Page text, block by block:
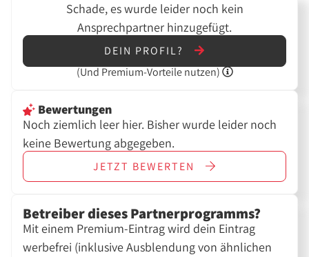
Schade, es wurde leider noch kein
Ansprechpartner hinzugefügt.
DEIN PROFIL?
(UndPremium-Vorteile nutzen)
Bewertungen
Noch ziemlich leer hier. Bisher wurde leider noch
keine Bewertung abgegeben.
JETZT BEWERTEN
Betreiber dieses Partnerprogramms?
Mit einem Premium-Eintrag wird dein Eintrag
werbefrei (inklusive Ausblendung von ähnlichen